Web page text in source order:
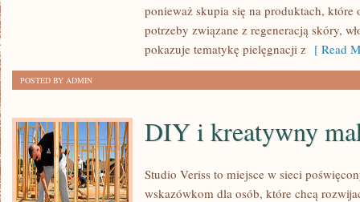
ponieważ skupia się na produktach, które
potrzeby związane z regeneracją skóry,
pokazuje tematykę pielęgnacji z [ Read
POSTED BY ADMIN
DIY i kreatywny
Studio Veriss to miejsce w sieci
wskazówkom dla osób, które chcą